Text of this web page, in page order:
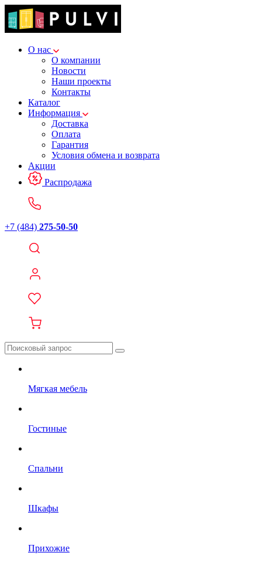
О нас
О компании
Новости
Наши проекты
Контакты
Каталог
Информация
Доставка
Оплата
Гарантия
Условия обмена и возврата
Акции
Распродажа
+7 (484) 275-50-50
Мягкая мебель
Гостиные
Спальни
Шкафы
Прихожие